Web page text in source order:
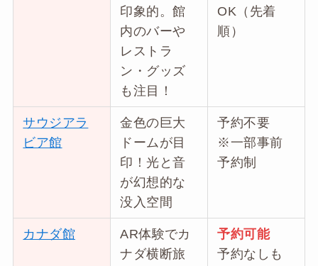
印象的。館
内のバーや
レストラ
ン・グッズ
も注目！
OK（先着
順）
サウジアラ
ビア館
金色の巨大
ドームが目
印！光と音
が幻想的な
没入空間
予約不要
※一部事前
予約制
カナダ館
AR体験でカ
ナダ横断旅
予約可能
予約なしも